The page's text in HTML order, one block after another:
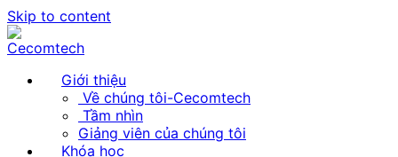
Skip to content
Giới thiệu
Về chúng tôi-Cecomtech
Tầm nhìn
Giảng viên của chúng tôi
Khóa học